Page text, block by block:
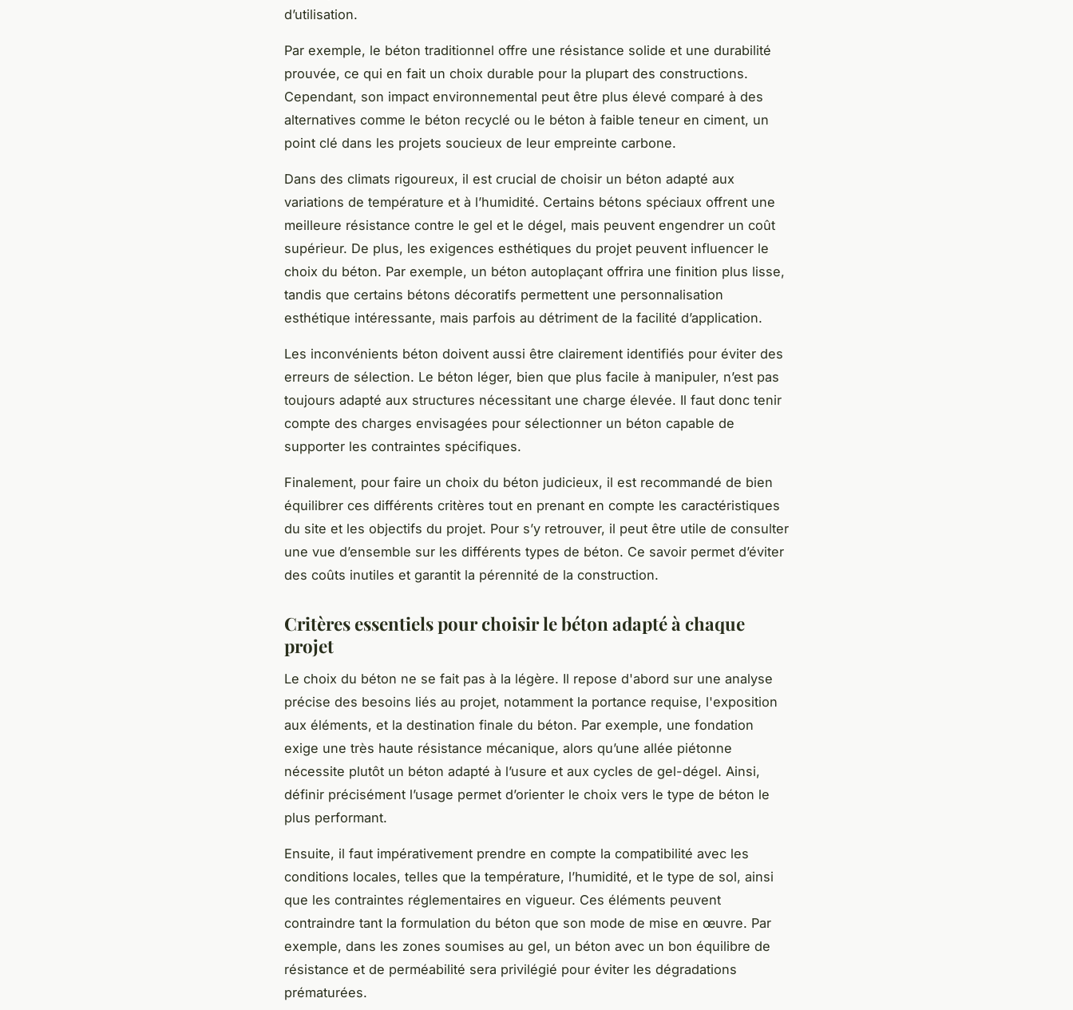
d’utilisation.
Par exemple, le béton traditionnel offre une résistance solide et une durabilité
prouvée, ce qui en fait un choix durable pour la plupart des constructions.
Cependant, son impact environnemental peut être plus élevé comparé à des
alternatives comme le béton recyclé ou le béton à faible teneur en ciment, un
point clé dans les projets soucieux de leur empreinte carbone.
Dans des climats rigoureux, il est crucial de choisir un béton adapté aux
variations de température et à l’humidité. Certains bétons spéciaux offrent une
meilleure résistance contre le gel et le dégel, mais peuvent engendrer un coût
supérieur. De plus, les exigences esthétiques du projet peuvent influencer le
choix du béton. Par exemple, un béton autoplaçant offrira une finition plus lisse,
tandis que certains bétons décoratifs permettent une personnalisation
esthétique intéressante, mais parfois au détriment de la facilité d’application.
Les inconvénients béton doivent aussi être clairement identifiés pour éviter des
erreurs de sélection. Le béton léger, bien que plus facile à manipuler, n’est pas
toujours adapté aux structures nécessitant une charge élevée. Il faut donc tenir
compte des charges envisagées pour sélectionner un béton capable de
supporter les contraintes spécifiques.
Finalement, pour faire un choix du béton judicieux, il est recommandé de bien
équilibrer ces différents critères tout en prenant en compte les caractéristiques
du site et les objectifs du projet. Pour s’y retrouver, il peut être utile de consulter
une vue d’ensemble sur les différents types de béton. Ce savoir permet d’éviter
des coûts inutiles et garantit la pérennité de la construction.
Critères essentiels pour choisir le béton adapté à chaque
projet
Le choix du béton ne se fait pas à la légère. Il repose d'abord sur une analyse
précise des besoins liés au projet, notamment la portance requise, l'exposition
aux éléments, et la destination finale du béton. Par exemple, une fondation
exige une très haute résistance mécanique, alors qu’une allée piétonne
nécessite plutôt un béton adapté à l’usure et aux cycles de gel-dégel. Ainsi,
définir précisément l’usage permet d’orienter le choix vers le type de béton le
plus performant.
Ensuite, il faut impérativement prendre en compte la compatibilité avec les
conditions locales, telles que la température, l’humidité, et le type de sol, ainsi
que les contraintes réglementaires en vigueur. Ces éléments peuvent
contraindre tant la formulation du béton que son mode de mise en œuvre. Par
exemple, dans les zones soumises au gel, un béton avec un bon équilibre de
résistance et de perméabilité sera privilégié pour éviter les dégradations
prématurées.